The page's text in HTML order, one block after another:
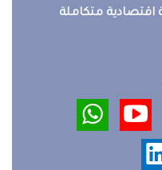
اقتصادية متكاملة